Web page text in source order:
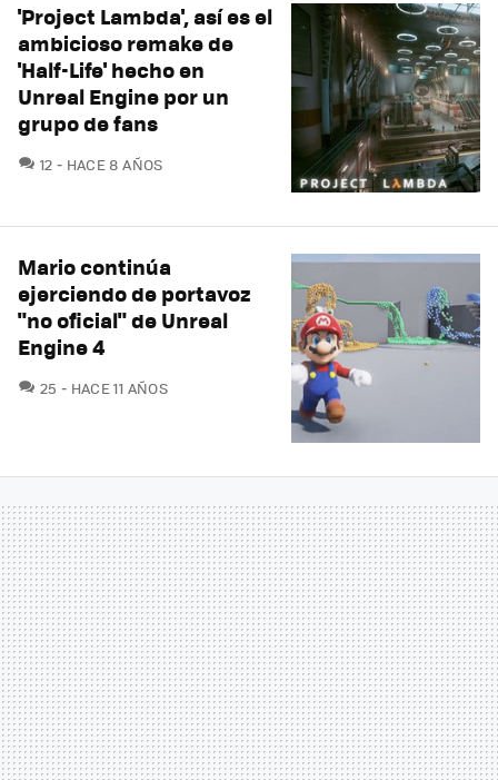
'Project Lambda', así es el
ambicioso remake de
'Half-Life' hecho en
Unreal Engine por un
grupo de fans
12 COMENTARIOS
HACE 8 AÑOS
Mario continúa
ejerciendo de portavoz
"no oficial" de Unreal
Engine 4
25 COMENTARIOS
HACE 11 AÑOS